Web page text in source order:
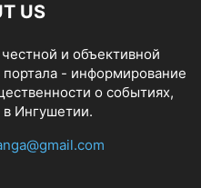
US
и объективной
- информирование
о событиях,
Ингушетии.